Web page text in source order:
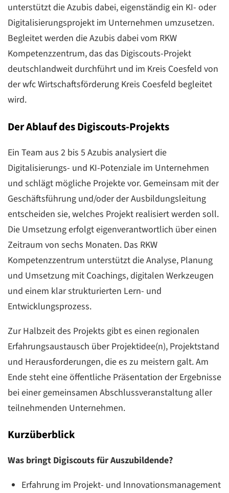
unterstützt die Azubis dabei, eigenständig ein KI- oder
Digitalisierungsprojekt im Unternehmen umzusetzen.
Begleitet werden die Azubis dabei vom RKW
Kompetenzzentrum, das das Digiscouts-Projekt
deutschlandweit durchführt und im Kreis Coesfeld von
der wfc Wirtschaftsförderung Kreis Coesfeld begleitet
wird.
Der Ablauf des Digiscouts-Projekts
Ein Team aus 2 bis 5 Azubis analysiert die
Digitalisierungs- und KI-Potenziale im Unternehmen
und schlägt mögliche Projekte vor. Gemeinsam mit der
Geschäftsführung und/oder der Ausbildungsleitung
entscheiden sie, welches Projekt realisiert werden soll.
Die Umsetzung erfolgt eigenverantwortlich über einen
Zeitraum von sechs Monaten. Das RKW
Kompetenzzentrum unterstützt die Analyse, Planung
und Umsetzung mit Coachings, digitalen Werkzeugen
und einem klar strukturierten Lern- und
Entwicklungsprozess.
Zur Halbzeit des Projekts gibt es einen regionalen
Erfahrungsaustausch über Projektidee(n), Projektstand
und Herausforderungen, die es zu meistern galt. Am
Ende steht eine öffentliche Präsentation der Ergebnisse
bei einer gemeinsamen Abschlussveranstaltung aller
teilnehmenden Unternehmen.
Kurzüberblick
Was bringt Digiscouts für Auszubildende?
Erfahrung im Projekt- und Innovationsmanagement